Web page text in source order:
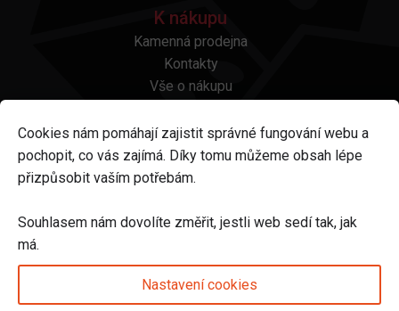
K nákupu
Kamenná prodejna
Kontakty
Vše o nákupu
Platba a doprava
Reklamace a vrácení
Obchodní podmínky
Odstoupení od smlouvy
Sledujte nás na
Cookies nám pomáhají zajistit správné fungování webu a
pochopit, co vás zajímá. Díky tomu můžeme obsah lépe
přizpůsobit vaším potřebám.
Souhlasem nám dovolíte změřit, jestli web sedí tak, jak
má.
Nastavení cookies